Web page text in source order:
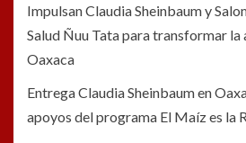
Impulsan Claudia Sheinbaum y
Salud Ñuu Tata para transformar la
Oaxaca
Entrega Claudia Sheinbaum en
apoyos del programa El Maíz es la